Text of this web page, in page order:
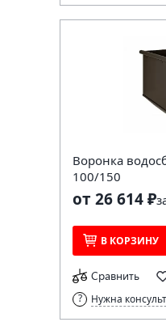
Воронка
100/150
от 26 614 ₽
В КОРЗИНУ
Сравнить
Нужна